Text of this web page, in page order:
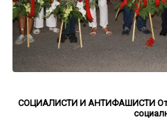
СОЦИАЛИСТИ И АНТИФАШИСТИ